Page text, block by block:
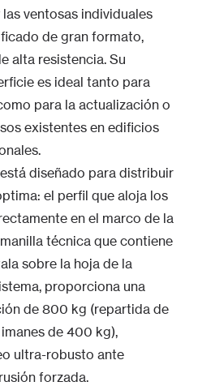
ventosas individuales
de gran formato,
alta resistencia. Su
es ideal tanto para
para la actualización o
existentes en edificios
diseñado para distribuir
el perfil que aloja los
en el marco de la
técnica que contiene
sobre la hoja de la
proporciona una
de 800 kg (repartida de
de 400 kg),
ultra-robusto ante
forzada.